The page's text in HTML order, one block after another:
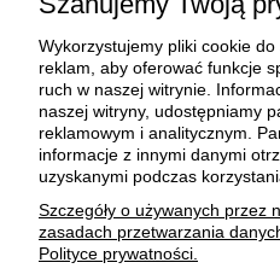
O
BEZPIECZNE
Wykorzystujemy pliki cookie
reklam, aby oferować funkcje
ruch w naszej witrynie.
naszej witryny, udostępniamy
reklamowym i analitycznym.
informacje z innymi danymi
uzyskanymi podczas
Szczegóły o używanych przez
zasadach przetwarzania
Polityce prywatności.